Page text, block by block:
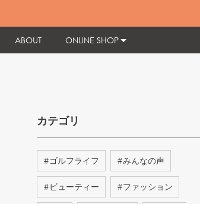
ABOUT ONLINE SHOP
カテゴリ
#ゴルフライフ #みんなの声
#ビューティー #ファッション